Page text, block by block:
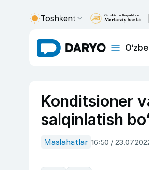
Toshkent
Konditsioner
salqinlatish
Maslahatlar 16:50 /